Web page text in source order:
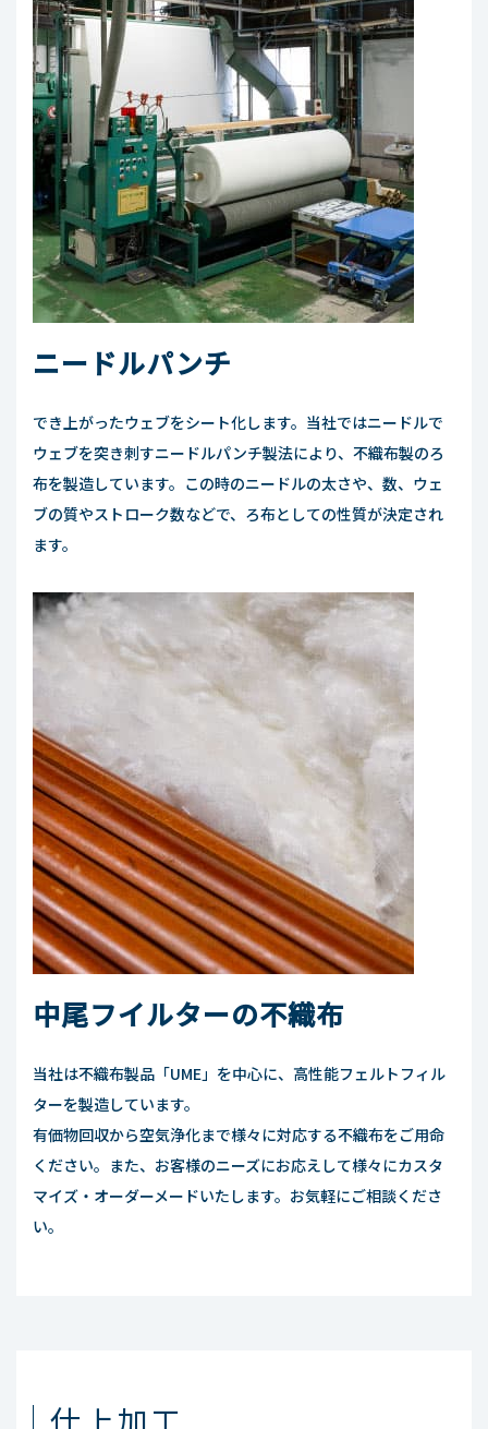
ニードルパンチ
でき上がったウェブをシート化します。当社ではニードルで
ウェブを突き刺すニードルパンチ製法により、不織布製のろ
布を製造しています。この時のニードルの太さや、数、ウェ
ブの質やストローク数などで、ろ布としての性質が決定され
ます。
中尾フイルターの不織布
当社は不織布製品「UME」を中心に、高性能フェルトフィル
ターを製造しています。
有価物回収から空気浄化まで様々に対応する不織布をご用命
ください。また、お客様のニーズにお応えして様々にカスタ
マイズ・オーダーメードいたします。お気軽にご相談くださ
い。